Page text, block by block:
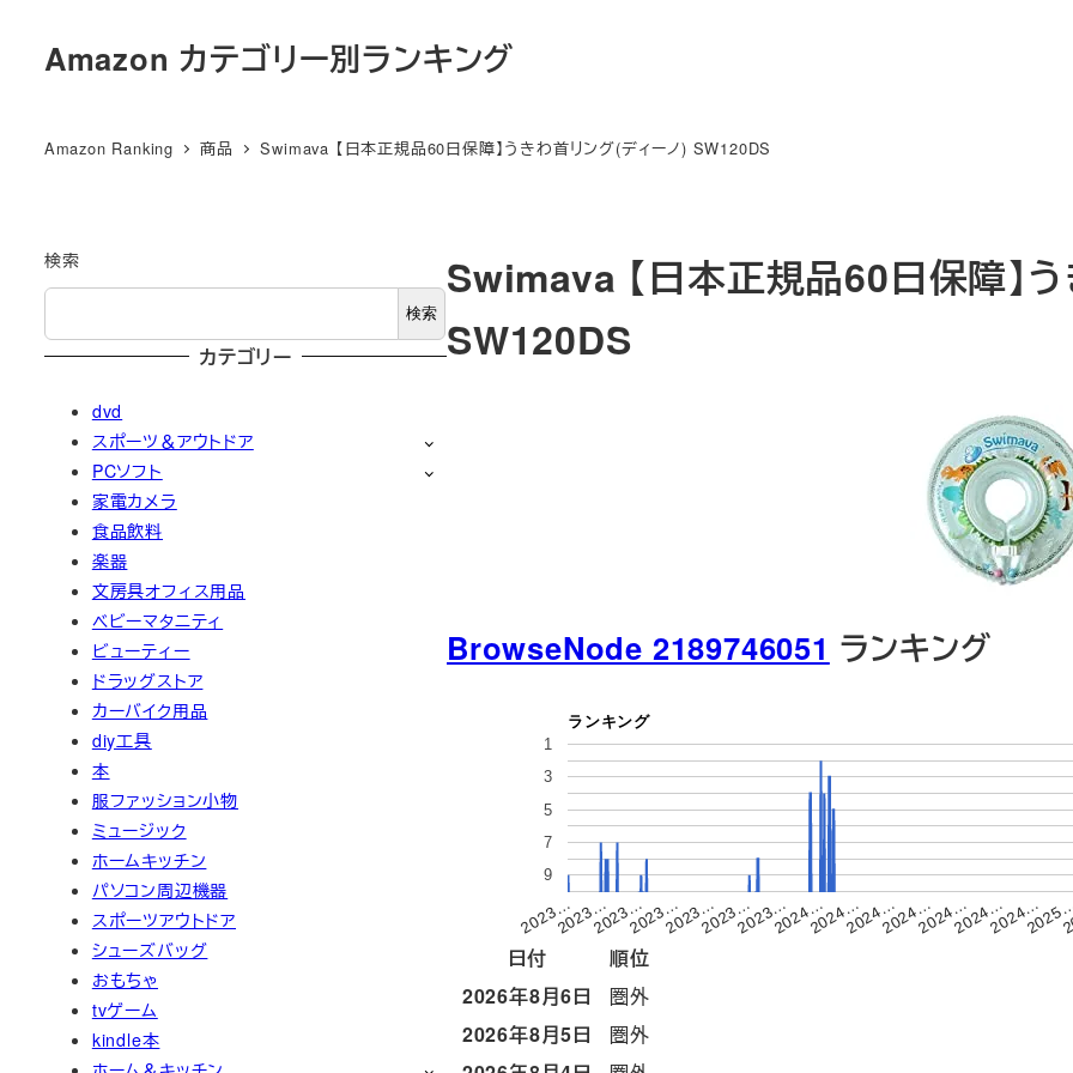
Amazon カテゴリー別ランキング
Amazon Ranking 商品 Swimava 【日本正規品60日保障】うきわ首リング(ディーノ) SW120DS
Swimava 【日本正規品60日保障】
SW120DS
BrowseNode 2189746051 ランキング
ランキング
2023…2023…2023…2023…2023…2023…2023…2024…2024…2024…2024…2024…2024…2024…
1
3
5
7
9
日付
順位
2026年8月6日
圏外
2026年8月5日
圏外
検索
検索
カテゴリー
dvd
スポーツ＆アウトドア
PCソフト
家電カメラ
食品飲料
楽器
文房具オフィス用品
ベビーマタニティ
ビューティー
ドラッグストア
カーバイク用品
diy工具
本
服ファッション小物
ミュージック
ホームキッチン
パソコン周辺機器
スポーツアウトドア
シューズバッグ
おもちゃ
tvゲーム
kindle本